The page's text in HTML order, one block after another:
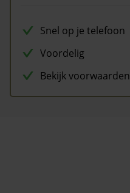
Snel op je telefoon
Voordelig
Bekijk voorwaarden